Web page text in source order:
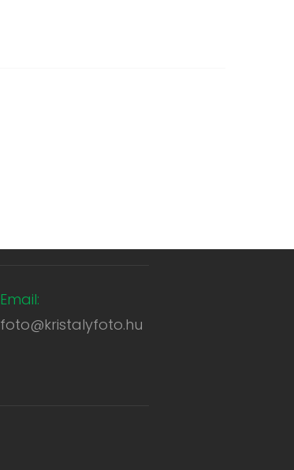
Email:
foto@kristalyfoto.hu